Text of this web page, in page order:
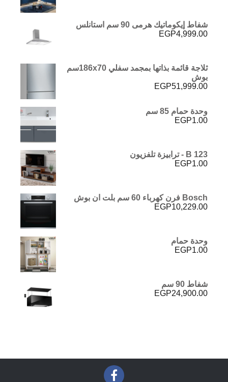
شفاط إيكوماتيك هرمى 90 سم استانلس
EGP4,999.00
ثلاجة قائمة بذاتها بمجمد سفلي 186x70سم
بوش
EGP51,999.00
وحدة حمام 85 سم
EGP1.00
B 123 - ترابيزة تلفزيون
EGP1.00
Bosch فرن كهرباء 60 سم بلت ان بوش
EGP10,229.00
وحدة حمام
EGP1.00
شفاط 90 سم
EGP24,900.00